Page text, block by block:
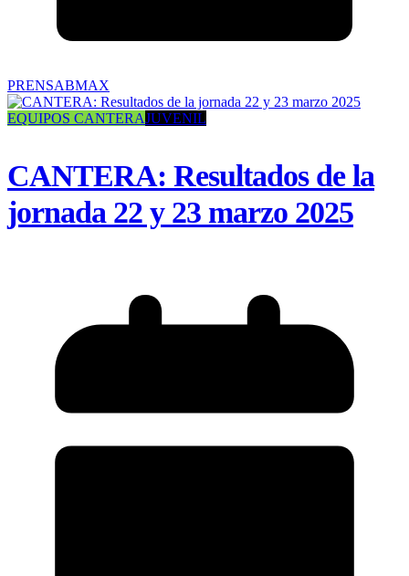
PRENSABMAX
EQUIPOS CANTERAJUVENIL
CANTERA: Resultados de la
jornada 22 y 23 marzo 2025